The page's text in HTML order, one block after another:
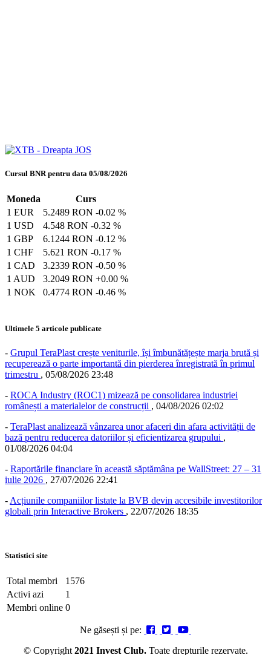
Cursul BNR pentru data 05/08/2026
Moneda
Curs
1 EUR
5.2489 RON -0.02 %
1 USD
4.548 RON -0.32 %
1 GBP
6.1244 RON -0.12 %
1 CHF
5.621 RON -0.17 %
1 CAD
3.2339 RON -0.50 %
1 AUD
3.2049 RON +0.00 %
1 NOK
0.4774 RON -0.46 %
Ultimele 5 articole publicate
- Grupul TeraPlast crește veniturile, își îmbunătățește marja brută și
recuperează o parte importantă din pierderea înregistrată în primul
trimestru , 05/08/2026 23:48
- ROCA Industry (ROC1) mizează pe consolidarea industriei
românești a materialelor de construcții , 04/08/2026 02:02
- TeraPlast analizează vânzarea unor afaceri din afara activității de
bază pentru reducerea datoriilor și eficientizarea grupului ,
01/08/2026 04:04
- Raportările financiare în această săptămâna pe WallStreet: 27 – 31
iulie 2026 , 27/07/2026 22:41
- Acțiunile companiilor listate la BVB devin accesibile investitorilor
globali prin Interactive Brokers , 22/07/2026 18:35
Statistici site
Total membri
1576
Activi azi
1
Membri online 0
Ne găsești și pe:
© Copyright 2021 Invest Club. Toate drepturile rezervate.